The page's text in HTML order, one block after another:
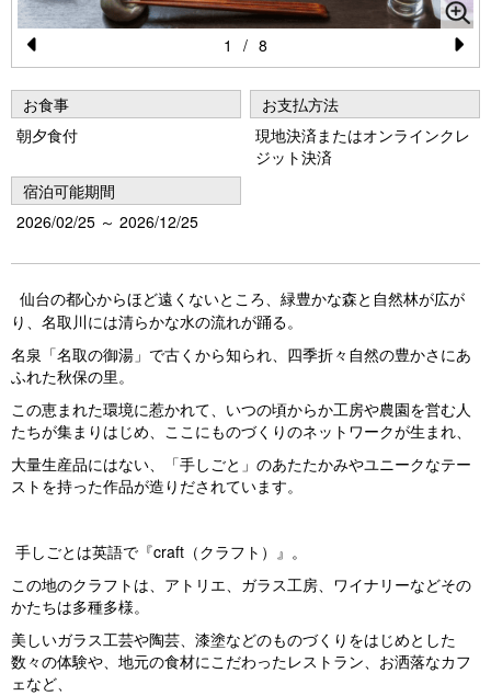
Pr
e
vi
o
u
s
N
xt
1 / 8
お食事
朝夕食付
お支払方法
現地決済またはオンラインクレ
ジット決済
宿泊可能期間
2026/02/25 ～ 2026/12/25
仙台の都心からほど遠くないところ、緑豊かな森と自然林が広が
り、名取川には清らかな水の流れが踊る。
名泉「名取の御湯」で古くから知られ、四季折々自然の豊かさにあ
ふれた秋保の里。
この恵まれた環境に惹かれて、いつの頃からか工房や農園を営む人
たちが集まりはじめ、ここにものづくりのネットワークが生まれ、
大量生産品にはない、「手しごと」のあたたかみやユニークなテー
ストを持った作品が造りだされています。
手しごとは英語で『craft（クラフト）』。
この地のクラフトは、アトリエ、ガラス工房、ワイナリーなどその
かたちは多種多様。
美しいガラス工芸や陶芸、漆塗などのものづくりをはじめとした
数々の体験や、地元の食材にこだわったレストラン、お洒落なカフ
ェなど、